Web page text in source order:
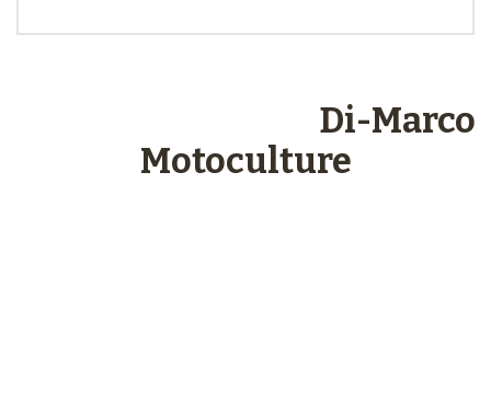
Di-Marco
Motoculture